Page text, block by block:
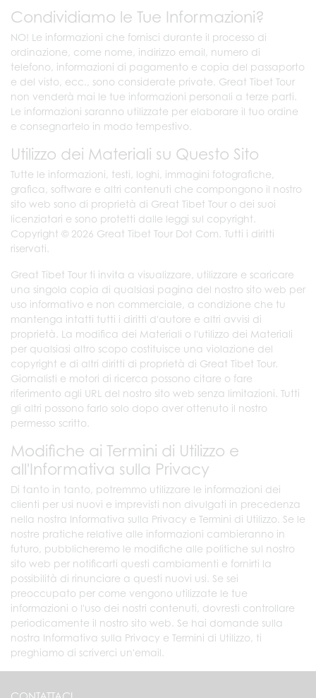
Condividiamo le Tue Informazioni?
NO! Le informazioni che fornisci durante il processo di
ordinazione, come nome, indirizzo email, numero di
telefono, informazioni di pagamento e copia del passaporto
e del visto, ecc., sono considerate private. Great Tibet Tour
non venderà mai le tue informazioni personali a terze parti.
Le informazioni saranno utilizzate per elaborare il tuo ordine
e consegnartelo in modo tempestivo.
Utilizzo dei Materiali su Questo Sito
Tutte le informazioni, testi, loghi, immagini fotografiche,
grafica, software e altri contenuti che compongono il nostro
sito web sono di proprietà di Great Tibet Tour o dei suoi
licenziatari e sono protetti dalle leggi sul copyright.
Copyright © 2026 Great Tibet Tour Dot Com. Tutti i diritti
riservati.
Great Tibet Tour ti invita a visualizzare, utilizzare e scaricare
una singola copia di qualsiasi pagina del nostro sito web per
uso informativo e non commerciale, a condizione che tu
mantenga intatti tutti i diritti d'autore e altri avvisi di
proprietà. La modifica dei Materiali o l'utilizzo dei Materiali
per qualsiasi altro scopo costituisce una violazione del
copyright e di altri diritti di proprietà di Great Tibet Tour.
Giornalisti e motori di ricerca possono citare o fare
riferimento agli URL del nostro sito web senza limitazioni. Tutti
gli altri possono farlo solo dopo aver ottenuto il nostro
permesso scritto.
Modifiche ai Termini di Utilizzo e
all'Informativa sulla Privacy
Di tanto in tanto, potremmo utilizzare le informazioni dei
clienti per usi nuovi e imprevisti non divulgati in precedenza
nella nostra Informativa sulla Privacy e Termini di Utilizzo. Se le
nostre pratiche relative alle informazioni cambieranno in
futuro, pubblicheremo le modifiche alle politiche sul nostro
sito web per notificarti questi cambiamenti e fornirti la
possibilità di rinunciare a questi nuovi usi. Se sei
preoccupato per come vengono utilizzate le tue
informazioni o l'uso dei nostri contenuti, dovresti controllare
periodicamente il nostro sito web. Se hai domande sulla
nostra Informativa sulla Privacy e Termini di Utilizzo, ti
preghiamo di scriverci un'email.